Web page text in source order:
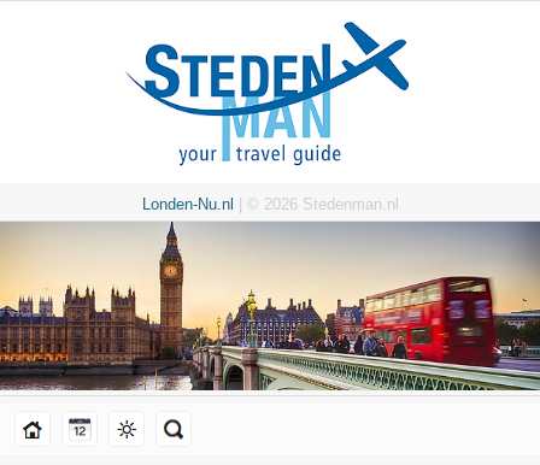
Londen-Nu.nl | © 2026 Stedenman.nl